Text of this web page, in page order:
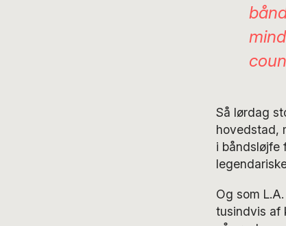
Så lørdag
hovedstad,
i båndsløjfe
Og som
tusindvis af